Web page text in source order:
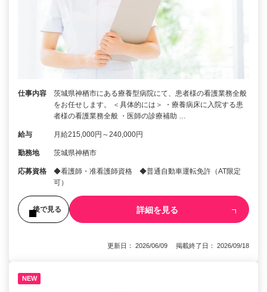
仕事内容
茨城県神栖市にある療養型病院にて、患者様の看護業務全般
をお任せします。 ＜具体的には＞ ・療養病床に入院する患
者様の看護業務全般 ・医師の診療補助 …
給与 月給215,000円～240,000円
勤務地 茨城県神栖市
応募資格
◆看護師・准看護師資格 ◆普通自動車運転免許（AT限定
可）
後で見る 詳細を見る
更新日： 2026/06/09 掲載終了日： 2026/09/18
NEW